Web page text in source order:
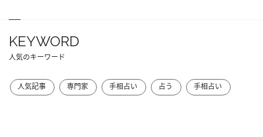
KEYWORD
人気のキーワード
人気記事 専門家 手相占い 占う 手相占い